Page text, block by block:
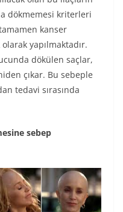
dökmemesi kriterleri
kanser
yapılmaktadır.
dökülen saçlar,
çıkar. Bu sebeple
tedavi sırasında
sebep